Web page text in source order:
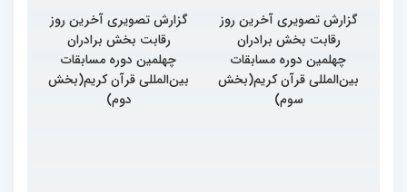
گزارش تصویری آخرین روز
رقابت بخش برادران
گزارش تصویری آخرین روز
رقابت بخش برادران
چهلمین دوره مسابقات
بین‌المللی قرآن کریم(بخش
دوم)